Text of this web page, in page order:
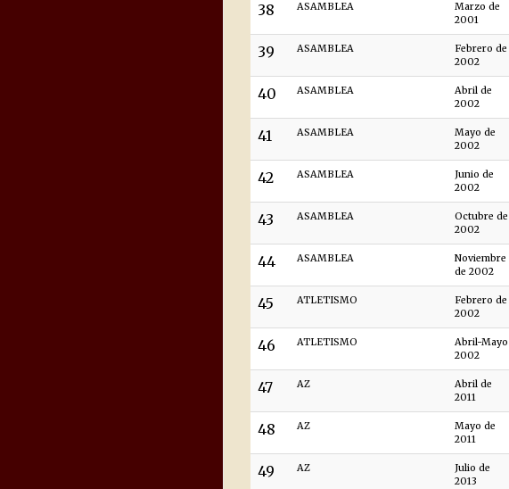
38 ASAMBLEA
Marzo de
2001
39 ASAMBLEA
Febrero de
2002
40 ASAMBLEA
Abril de
2002
41 ASAMBLEA
Mayo de
2002
42 ASAMBLEA
Junio de
2002
43 ASAMBLEA
Octubre de
2002
44 ASAMBLEA
Noviembre
de 2002
45 ATLETISMO
Febrero de
2002
46 ATLETISMO
Abril-Mayo
2002
47 AZ
Abril de
2011
48 AZ
Mayo de
2011
49 AZ
Julio de
2013